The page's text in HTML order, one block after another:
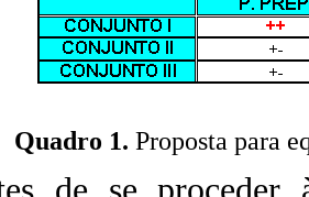
Quadro 1. Proposta para